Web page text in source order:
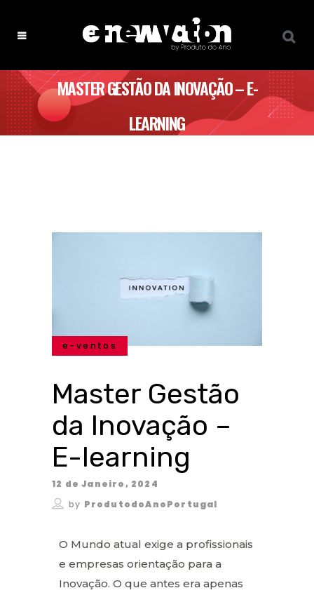
MASTER GESTÃO DA INOVAÇÃO – E-
LEARNING
e-ventos
Master Gestão
da Inovação –
E-learning
12 de Janeiro, 2024
by ProdutodoAnoPortugal
O Mundo atual exige a profissionais
e empresas orientação para a
Inovação. O que antes era apenas